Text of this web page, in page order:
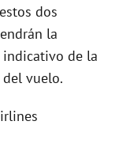
dos
la
indicativo de la
del vuelo.